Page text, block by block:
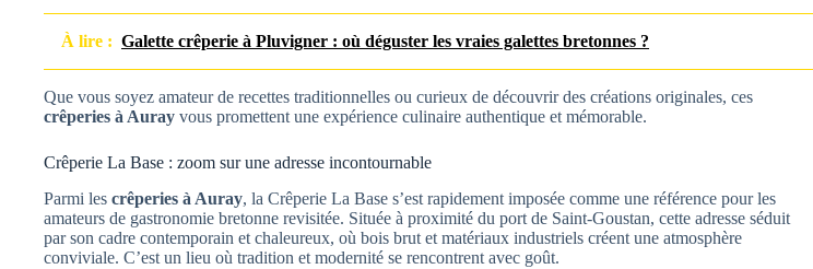
À lire : Galette crêperie à Pluvigner : où déguster les vraies galettes bretonnes ?
Que vous soyez amateur de recettes traditionnelles ou curieux de découvrir des créations originales, ces
crêperies à Auray vous promettent une expérience culinaire authentique et mémorable.
Crêperie La Base : zoom sur une adresse incontournable
Parmi les crêperies à Auray, la Crêperie La Base s’est rapidement imposée comme une référence pour les
amateurs de gastronomie bretonne revisitée. Située à proximité du port de Saint-Goustan, cette adresse séduit
par son cadre contemporain et chaleureux, où bois brut et matériaux industriels créent une atmosphère
conviviale. C’est un lieu où tradition et modernité se rencontrent avec goût.